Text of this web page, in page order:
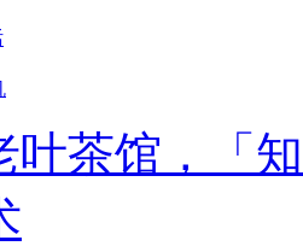
叶茶馆，「